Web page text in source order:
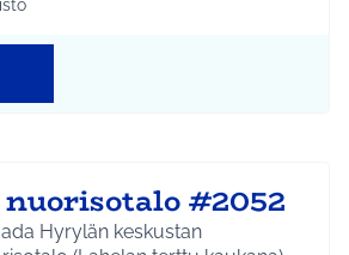
mukaan: Hyrylä
teeman mukaan: Ympäristö
#2052
Hyrylän keskustan